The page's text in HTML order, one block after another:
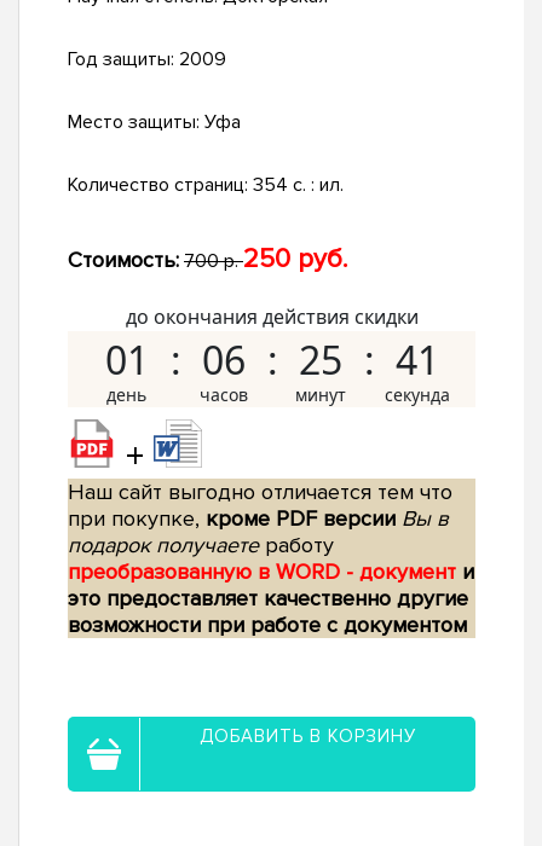
Год защиты: 2009
Место защиты: Уфа
Количество страниц: 354 с. : ил.
Стоимость: 700 р.250 руб.
до окончания действия скидки
01 06 25 40
+
Наш сайт выгодно отличается тем что
при покупке, кроме PDF версии Вы в
подарок получаетеработу
преобразованную в WORD - документ и
это предоставляет качественно другие
возможности при работе с документом
ДОБАВИТЬ В КОРЗИНУ